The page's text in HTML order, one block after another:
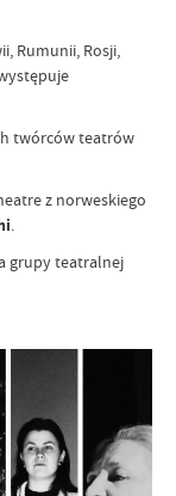
Rumunii, Rosji,
twórców teatrów
z norweskiego
.
grupy teatralnej